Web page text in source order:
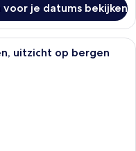
voor je datums bekijken
hotelkamer met twee bedden,
uitzicht op bergen